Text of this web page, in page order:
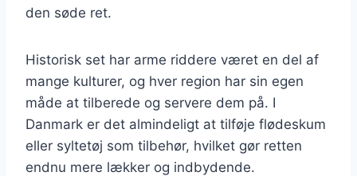
den søde ret.
Historisk set har arme riddere været en del af
mange kulturer, og hver region har sin egen
måde at tilberede og servere dem på. I
Danmark er det almindeligt at tilføje flødeskum
eller syltetøj som tilbehør, hvilket gør retten
endnu mere lækker og indbydende.